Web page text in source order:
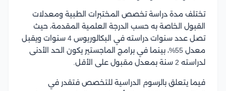
تختلف مدة دراسة تخصص المختبرات الطبية ومعدلات
القبول الخاصة به حسب الدرجة العلمية المقدمة، حيث
تصل عدد سنوات دراسته في البكالوريوس 4 سنوات ويقبل
معدل 55%، بينما في برامج الماجستير يكون الحد الأدنى
لدراسته 2 سنة بمعدل مقبول على الأقل.
فيما يتعلق بالرسوم الدراسية للتخصص فتقدر في